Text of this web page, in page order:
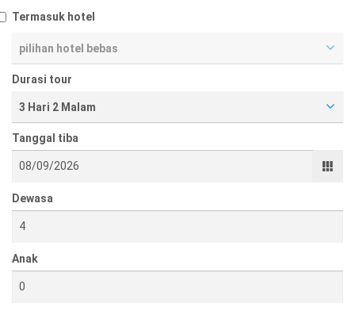
Termasuk hotel
pilihan hotel bebas
Durasi tour
3 Hari 2 Malam
Tanggal tiba
Dewasa
Anak